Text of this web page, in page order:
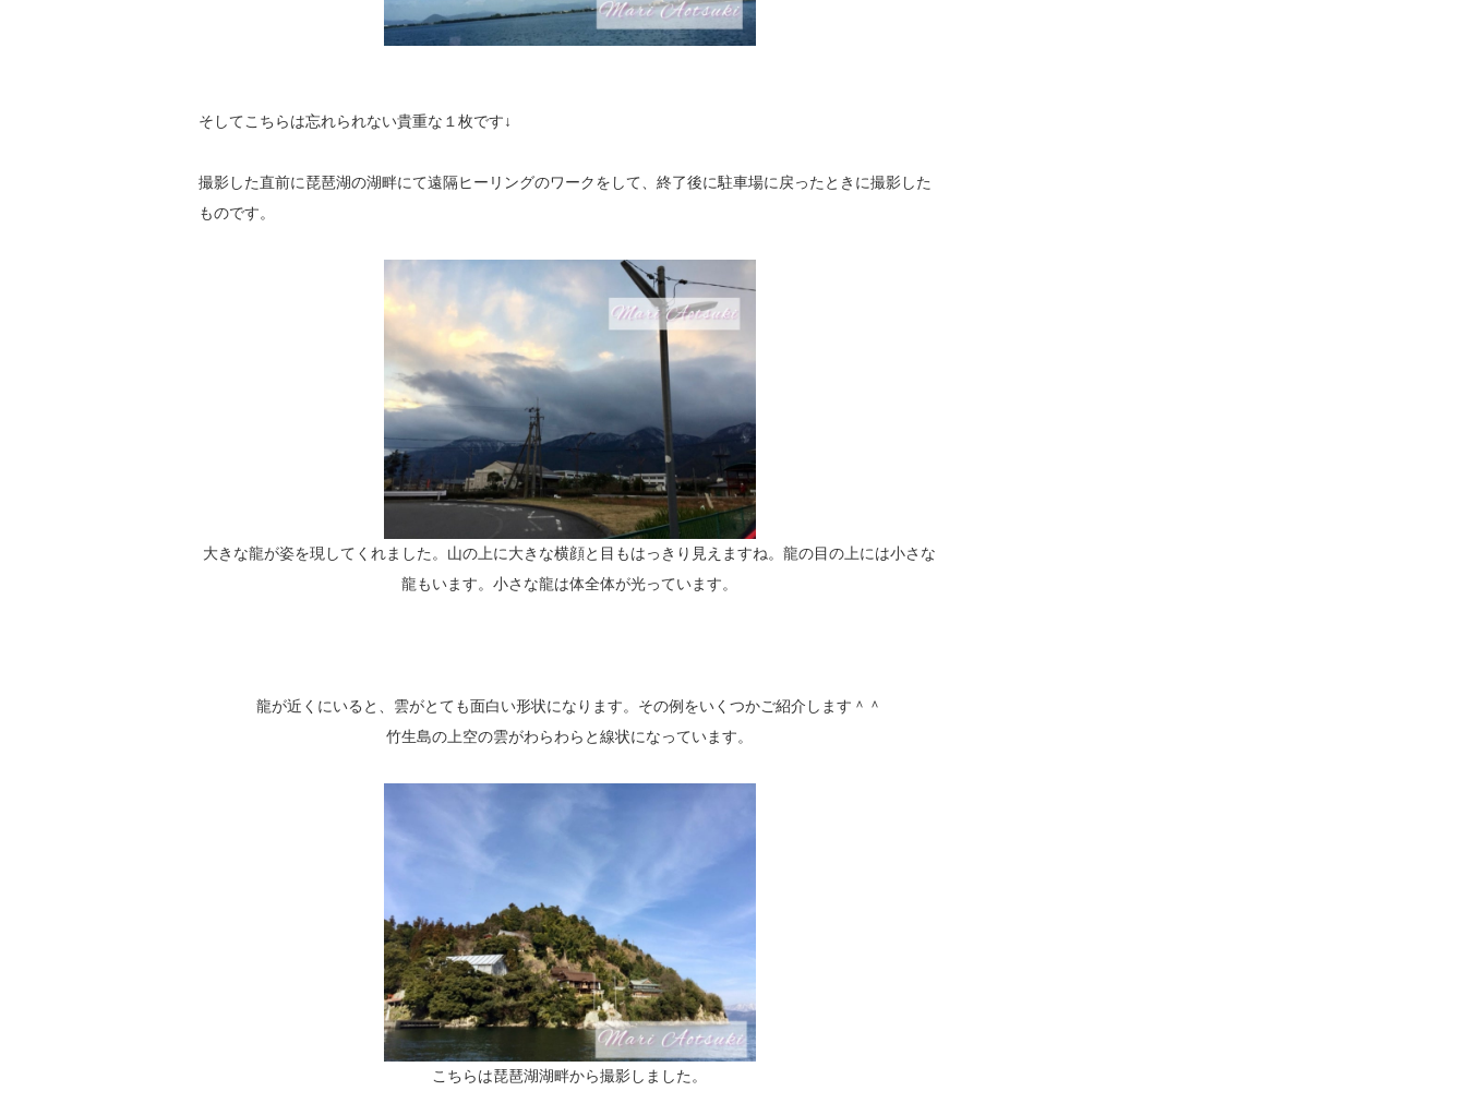
そしてこちらは忘れられない貴重な１枚です↓
撮影した直前に琵琶湖の湖畔にて遠隔ヒーリングのワークをして、終了後に駐車場に戻ったときに撮影した
ものです。
大きな龍が姿を現してくれました。山の上に大きな横顔と目もはっきり見えますね。龍の目の上には小さな
龍もいます。小さな龍は体全体が光っています。
龍が近くにいると、雲がとても面白い形状になります。その例をいくつかご紹介します＾＾
竹生島の上空の雲がわらわらと線状になっています。
こちらは琵琶湖湖畔から撮影しました。